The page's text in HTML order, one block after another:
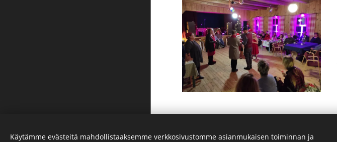
Käytämme evästeitä mahdollistaaksemme verkkosivustomme asianmukaisen toiminnan ja